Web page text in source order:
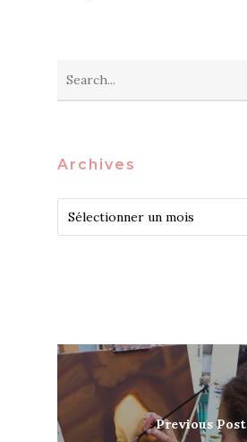
Archives
Archives
Sélectionner un mois
Archives
Previous Post